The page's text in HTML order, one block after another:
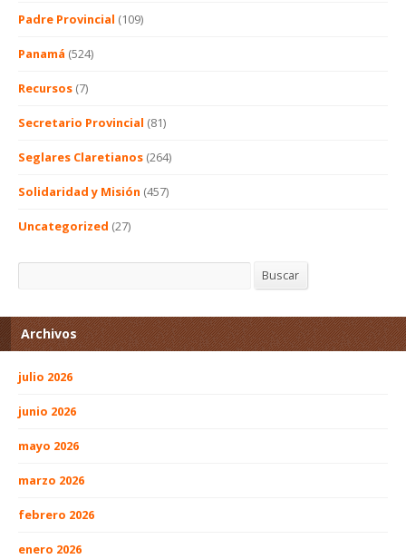
Padre Provincial (109)
Panamá (524)
Recursos (7)
Secretario Provincial (81)
Seglares Claretianos (264)
Solidaridad y Misión (457)
Uncategorized (27)
Buscar
Archivos
julio 2026
junio 2026
mayo 2026
marzo 2026
febrero 2026
enero 2026